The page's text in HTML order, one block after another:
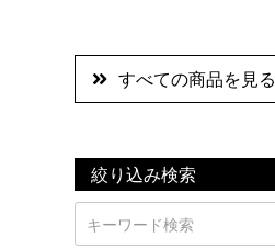
すべての商品を見る
絞り込み検索